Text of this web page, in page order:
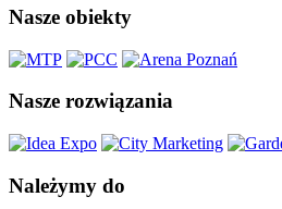
Nasze obiekty
Nasze rozwiązania
Należymy do